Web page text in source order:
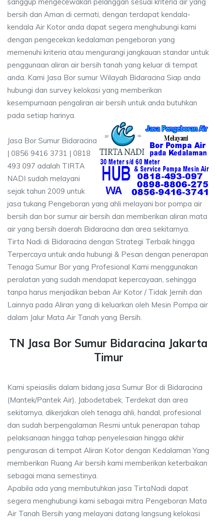
bersih dan Aman di cermati, dengan terdapat kendala-
kendala Air Kotor anda dapat segera menghubungi kami
dengan pengecekan kedalaman pengeboran yang
memenuhi kriteria atau mengurangi jangkauan standar untuk
penggunaan aliran air bersih tanah yang keluar di tempat
anda. Kami Jasa Bor sumur Wilayah Bidaracina Siap anda
hubungi dan survey kelokasi yang memberikan
kesempurnaan pengaliran air bersih untuk anda butuhkan
pada setiap harinya.
Jasa Bor Sumur Bidaracina
| 0856 9416 3731 | 0818
493 097 adalah TIRTA
NADI sudah melayani
sejak tahun 2009 untuk
jasa tukang Pengeboran yang ahli melayani bor pompa air
bersih dan bor sumur air bersih dan memberikan aliran mata
air yang bersih daerah Bidaracina dan area sekitarnya.
Tirta Nadi di Bidaracina dengan Strategi Terbaik hingga
Terpercaya untuk anda hubungi & Pesan dengan penerapan
Tenaga Sumur Bor yang Profesional Kami menggunakan
peralatan yang sudah mendapat kepercayaan, sehingga
tanpa harus menjadikan beban Air Kotor / Tidak Jernih dan
Lainnya pada Aliran yang di keluarkan oleh Mesin Pompa air
dalam Jalur Mata Air Tanah yang Bersih.
TN Jasa Bor Sumur Bidaracina Jakarta
Timur
Kami speiasilis dalam bidang jasa Sumur Bor di Bidaracina
(Mantek/Pantek Air), Jabodetabek, Terdekat dan area
sekitarnya, dikerjakan oleh tenaga ahli, handal, profesional
dan sudah berpengalaman Resmi untuk penerapan tahap
pelaksanaan hingga tahap penyelesaian hingga akhir
pengurasan di tempat Aliran Kotor dengan Kedalaman Yang
memberikan Ruang Air bersih kami memberikan keterbaikan
sebagai mana semestinya.
Apabila ada yang membutuhkan jasa TirtaNadi dapat
segera menghubungi kami sebagai mitra Pengeboran Mata
Air Tanah Bersih yang melayani datang langsung kelokasi